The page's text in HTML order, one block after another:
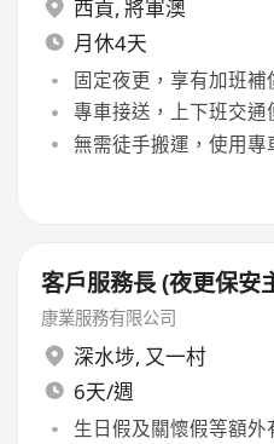
西貢, 將軍澳
月休4天
固定夜更，享有加班補
專車接送，上下班交通
無需徒手搬運，使用專
客戶服務長 (夜更保安
康業服務有限公司
深水埗, 又一村
6天/週
生日假及關懷假等額外